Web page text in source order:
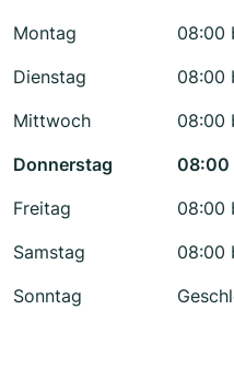
Montag
08:00
Dienstag
08:00
Mittwoch
08:00
Donnerstag
08:00
Freitag
08:00
Samstag
08:00
Sonntag